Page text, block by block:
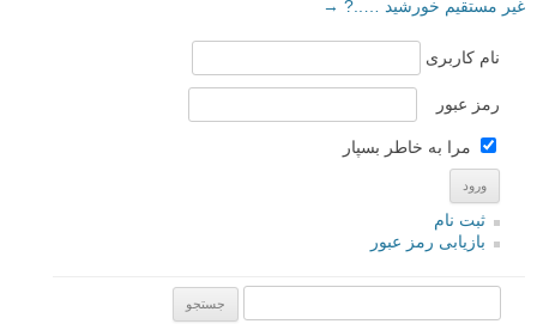
غیر مستقیم خورشید …..? →
نام کاربری
رمز عبور
مرا به خاطر بسپار
ثبت نام
بازیابی رمز عبور